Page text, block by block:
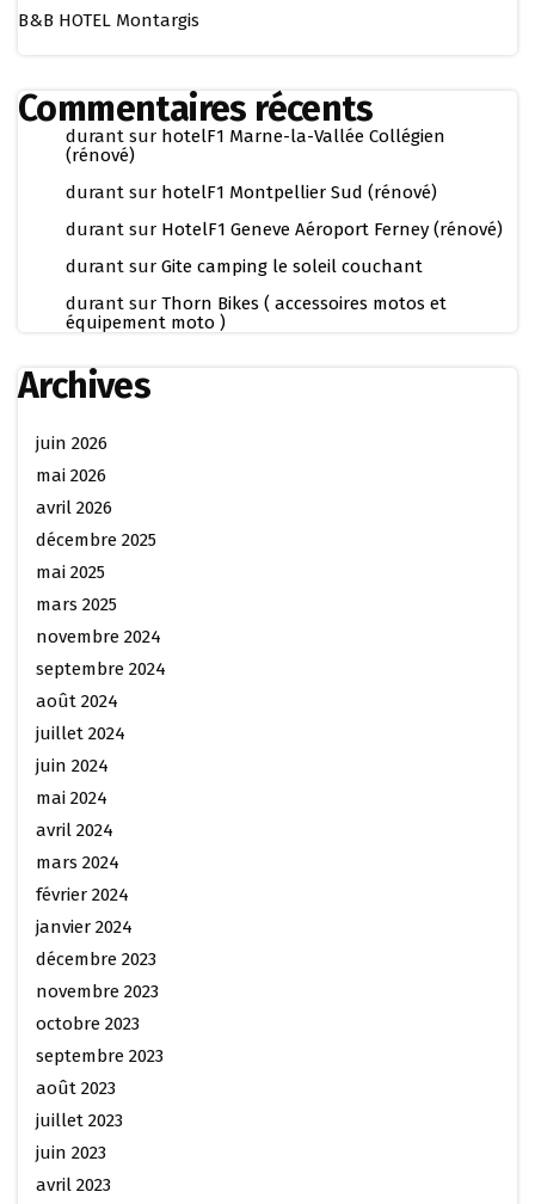
B&B HOTEL Montargis
Commentaires récents
durant sur hotelF1 Marne-la-Vallée Collégien
(rénové)
durant sur hotelF1 Montpellier Sud (rénové)
durant sur HotelF1 Geneve Aéroport Ferney (rénové)
durant sur Gite camping le soleil couchant
durant sur Thorn Bikes ( accessoires motos et
équipement moto )
Archives
juin 2026
mai 2026
avril 2026
décembre 2025
mai 2025
mars 2025
novembre 2024
septembre 2024
août 2024
juillet 2024
juin 2024
mai 2024
avril 2024
mars 2024
février 2024
janvier 2024
décembre 2023
novembre 2023
octobre 2023
septembre 2023
août 2023
juillet 2023
juin 2023
avril 2023